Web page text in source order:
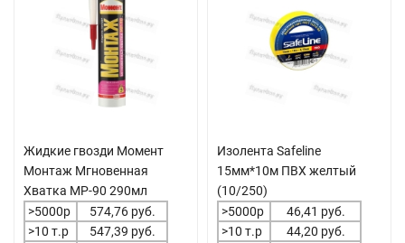
Жидкие гвозди Момент
Монтаж Мгновенная
Хватка MP-90 290мл
>5000р
574,76 руб.
>10 т.р
547,39 руб.
Изолента Safeline
15мм*10м ПВХ желтый
(10/250)
>5000р
46,41 руб.
>10 т.р
44,20 руб.